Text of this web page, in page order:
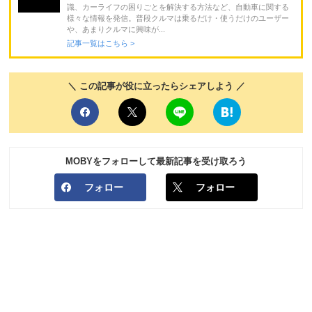
識、カーライフの困りごとを解決する方法など、自動車に関する
様々な情報を発信。普段クルマは乗るだけ・使うだけのユーザー
や、あまりクルマに興味が...
記事一覧はこちら >
＼ この記事が役に立ったらシェアしよう ／
MOBYをフォローして最新記事を受け取ろう
フォロー フォロー